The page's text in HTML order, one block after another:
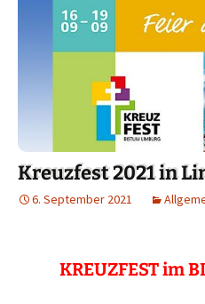
Kreuzfest 2021 in
6. September 2021
KREUZFEST im B